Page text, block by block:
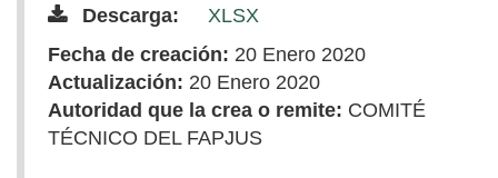
Descarga:
XLSX
Fecha de creación: 20 Enero 2020
Actualización: 20 Enero 2020
Autoridad que la crea o remite: COMITÉ
TÉCNICO DEL FAPJUS